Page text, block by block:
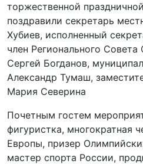
торжественной
поздравили секретарь
Хубиев, исполненный
член Регионального
Сергей Богданов,
Александр Тумаш,
Мария Северина
Почетным гостем
фигуристка, многократная
Европы, призер
мастер спорта России,